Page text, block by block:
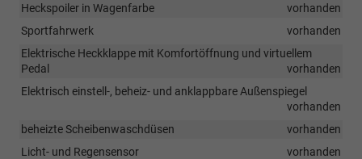
Heckspoiler in Wagenfarbe
vorhanden
Sportfahrwerk
vorhanden
Elektrische Heckklappe mit Komfortöffnung und virtuellem
Pedal
vorhanden
Elektrisch einstell-, beheiz- und anklappbare Außenspiegel
vorhanden
beheizte Scheibenwaschdüsen
vorhanden
Licht- und Regensensor
vorhanden